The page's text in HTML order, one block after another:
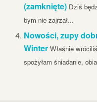
(zamknięte) Dziś
bym nie zajrzał...
Nowości, zupy
Winter Właśnie
spożyłam śniadanie,